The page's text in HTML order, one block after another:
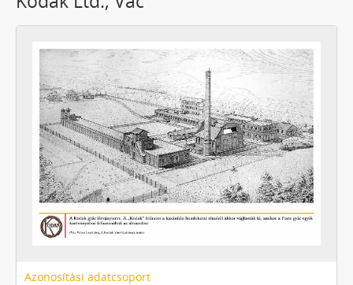
Azonosítási adatcsoport